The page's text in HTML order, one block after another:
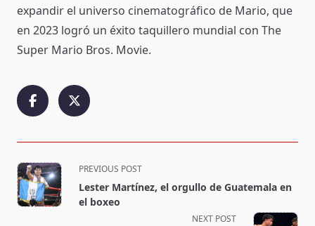
expandir el universo cinematográfico de Mario, que
en 2023 logró un éxito taquillero mundial con The
Super Mario Bros. Movie.
<span
class="nav-
subtitle
PREVIOUS POST
Lester Martínez, el orgullo de Guatemala en
el boxeo
NEXT POST